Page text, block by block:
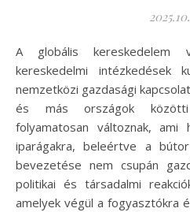
A globális kereskedelem világában a vámok és
kereskedelmi intézkedések
nemzetközi gazdasági
és más országok közötti
folyamatosan változnak, ami
iparágakra, beleértve a
bevezetése nem csupán
politikai és társadalmi
amelyek végül a fogyasztókra